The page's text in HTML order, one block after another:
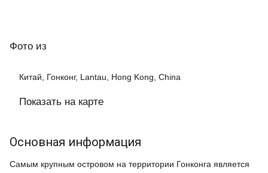
Фото из
Китай, Гонконг, Lantau, Hong Kong, China
Показать на карте
Основная информация
Самым крупным островом на территории Гонконга является